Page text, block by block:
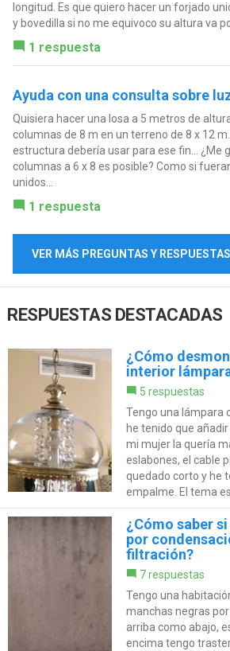
longitud. Es que quiero hacer un forjado
y bovedilla si no me equivoco su altura va
1 respuesta
Ayuda con una consulta sobre
Quisiera hacer una losa a 5 metros de
columnas de 8 m en un terreno de 8 x 12
estructura debería usar para ese fin... ¿Me
columnas a 6 x 8 es posible? Como si
unidos...
1 respuesta
VER MÁS PREGUNTAS Y
RESPUESTAS DESTACADAS
¿Cómo
interior
5 respuestas
Tengo una lámpara
he tenido que
mi mujer la quería
eslabones, el cable
quedado corto y he
empalme. El tema
¿Cómo saber
por
filtración?
7 respuestas
Tengo una
manchas negras
arriba como abajo,
encima tengo